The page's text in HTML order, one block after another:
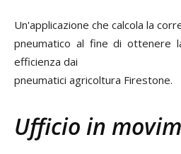
Un'applicazione che calcola la
pneumatico al fine di ottenere
efficienza dai
pneumatici agricoltura Firestone.
Ufficio in